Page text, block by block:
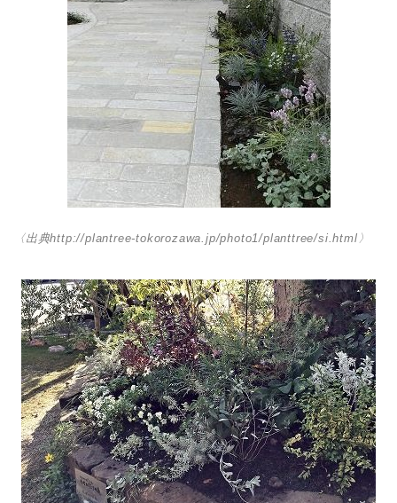
〈出典http://plantree-tokorozawa.jp/photo1/planttree/si.html〉